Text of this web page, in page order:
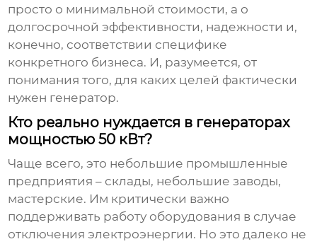
просто о минимальной стоимости, а о
долгосрочной эффективности, надежности и,
конечно, соответствии специфике
конкретного бизнеса. И, разумеется, от
понимания того, для каких целей фактически
нужен генератор.
Кто реально нуждается в генераторах
мощностью 50 кВт?
Чаще всего, это небольшие промышленные
предприятия – склады, небольшие заводы,
мастерские. Им критически важно
поддерживать работу оборудования в случае
отключения электроэнергии. Но это далеко не